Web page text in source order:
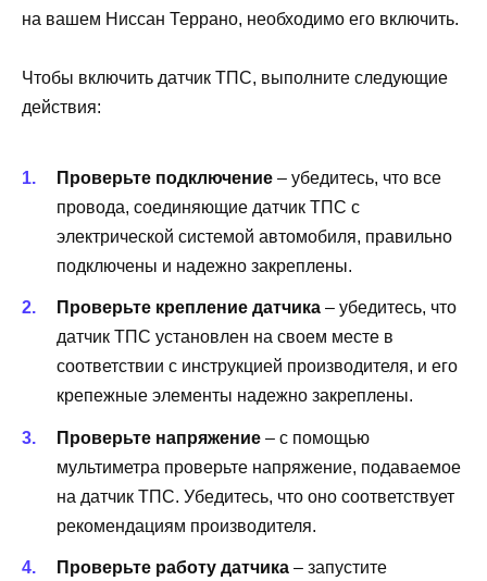
на вашем Ниссан Террано, необходимо его включить.
Чтобы включить датчик ТПС, выполните следующие
действия:
Проверьте подключение – убедитесь, что все
провода, соединяющие датчик ТПС с
электрической системой автомобиля, правильно
подключены и надежно закреплены.
Проверьте крепление датчика – убедитесь, что
датчик ТПС установлен на своем месте в
соответствии с инструкцией производителя, и его
крепежные элементы надежно закреплены.
Проверьте напряжение – с помощью
мультиметра проверьте напряжение, подаваемое
на датчик ТПС. Убедитесь, что оно соответствует
рекомендациям производителя.
Проверьте работу датчика – запустите